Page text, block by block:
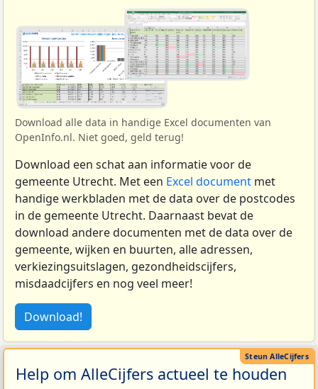
Download alle data in handige Excel documenten van
OpenInfo.nl. Niet goed, geld terug!
Download een schat aan informatie voor de
gemeente Utrecht. Met een Excel document met
handige werkbladen met de data over de postcodes
in de gemeente Utrecht. Daarnaast bevat de
download andere documenten met de data over de
gemeente, wijken en buurten, alle adressen,
verkiezingsuitslagen, gezondheidscijfers,
misdaadcijfers en nog veel meer!
Download!
Help om AlleCijfers actueel te houden